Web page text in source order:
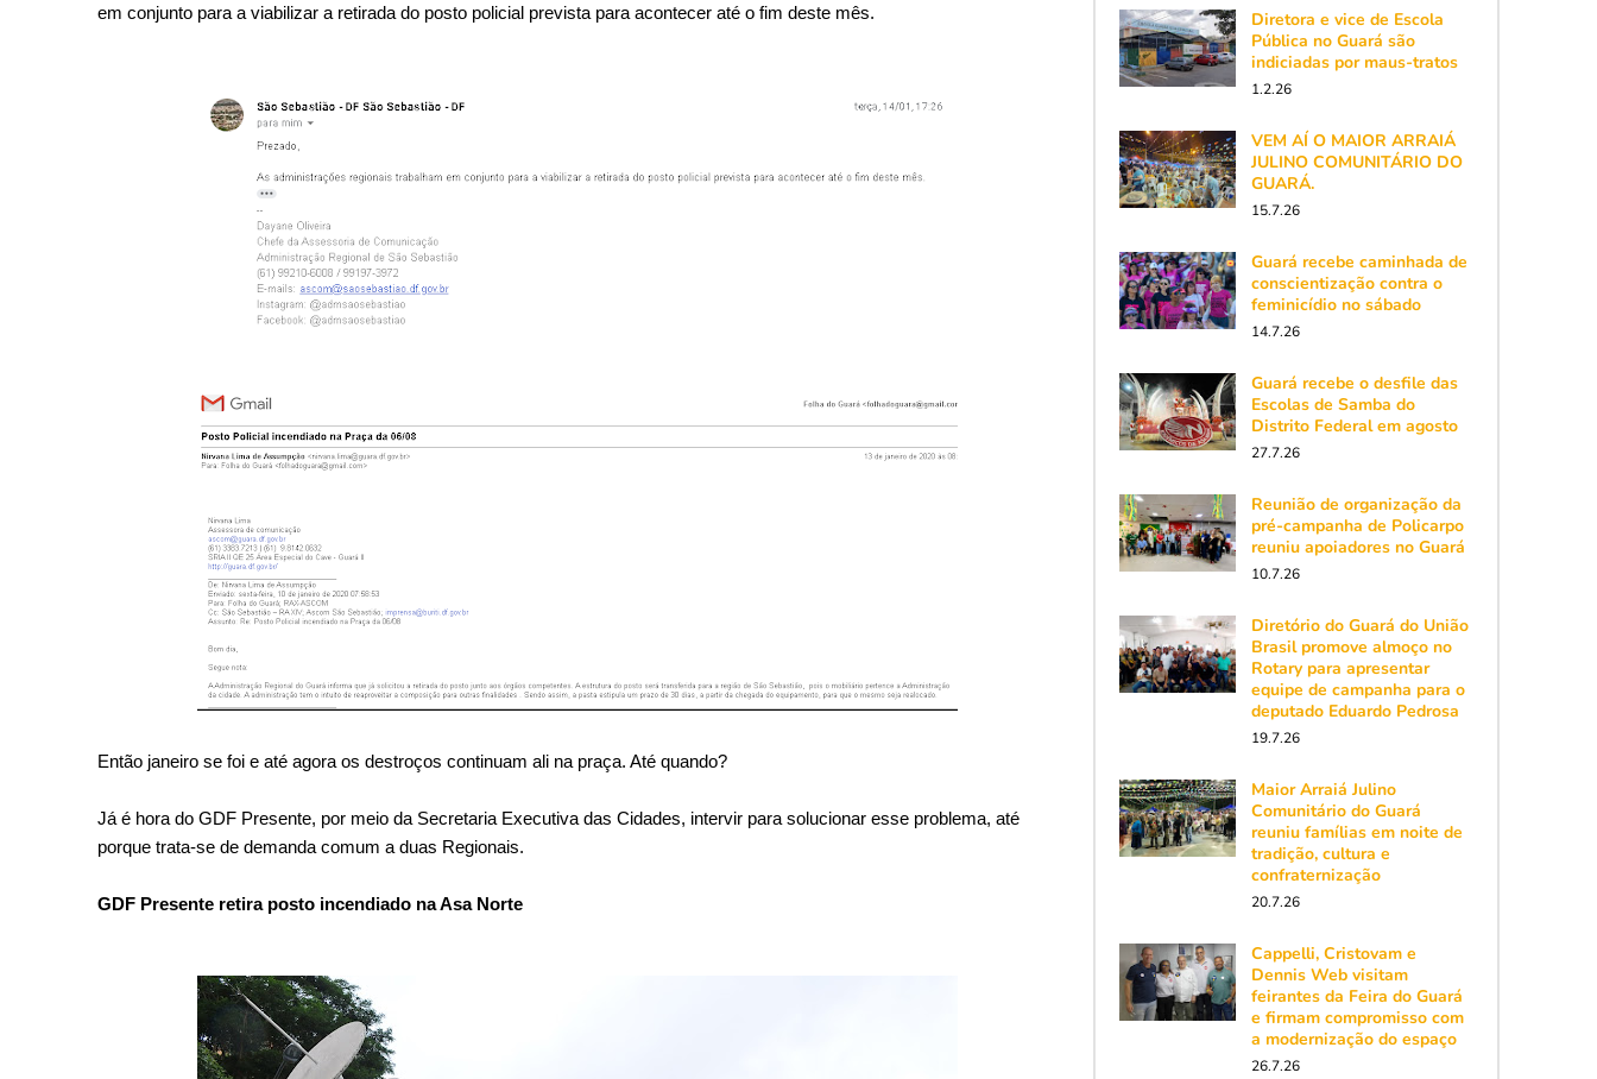
em conjunto para a viabilizar a retirada do posto policial prevista para acontecer até o fim deste mês.
Então janeiro se foi e até agora os destroços continuam ali na praça. Até quando?
Já é hora do GDF Presente, por meio da Secretaria Executiva das Cidades, intervir para solucionar esse problema, até
porque trata-se de demanda comum a duas Regionais.
GDF Presente retira posto incendiado na Asa Norte
Diretora e vice de Escola
Pública no Guará são
indiciadas por maus-tratos
1.2.26
VEM AÍ O MAIOR ARRAIÁ
JULINO COMUNITÁRIO DO
GUARÁ.
15.7.26
Guará recebe caminhada de
conscientização contra o
feminicídio no sábado
14.7.26
Guará recebe o desfile das
Escolas de Samba do
Distrito Federal em agosto
27.7.26
Reunião de organização da
pré-campanha de Policarpo
reuniu apoiadores no Guará
10.7.26
Diretório do Guará do União
Brasil promove almoço no
Rotary para apresentar
equipe de campanha para o
deputado Eduardo Pedrosa
19.7.26
Maior Arraiá Julino
Comunitário do Guará
reuniu famílias em noite de
tradição, cultura e
confraternização
20.7.26
Cappelli, Cristovam e
Dennis Web visitam
feirantes da Feira do Guará
e firmam compromisso com
a modernização do espaço
26.7.26